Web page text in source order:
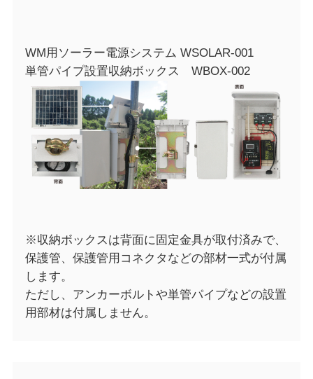
WM用ソーラー電源システム WSOLAR-001
単管パイプ設置収納ボックス WBOX-002
※収納ボックスは背面に固定金具が取付済みで、
保護管、保護管用コネクタなどの部材一式が付属
します。
ただし、アンカーボルトや単管パイプなどの設置
用部材は付属しません。